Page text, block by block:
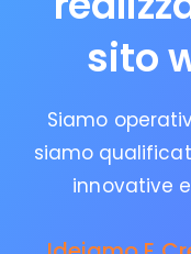
sito
Siamo
siamo
innovative